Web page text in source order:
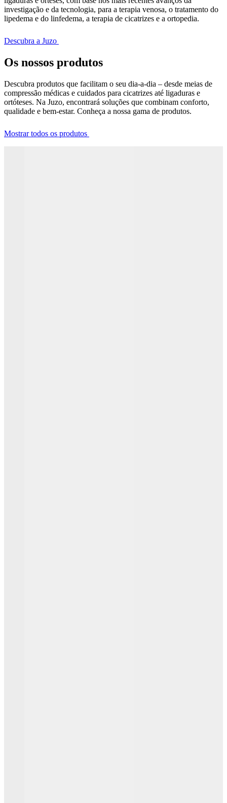
investigação e da tecnologia, para a terapia venosa, o tratamento do
lipedema e do linfedema, a terapia de cicatrizes e a ortopedia.
Descubra a Juzo
Os nossos produtos
Descubra produtos que facilitam o seu dia-a-dia – desde meias de
compressão médicas e cuidados para cicatrizes até ligaduras e
ortóteses. Na Juzo, encontrará soluções que combinam conforto,
qualidade e bem-estar. Conheça a nossa gama de produtos.
Mostrar todos os produtos